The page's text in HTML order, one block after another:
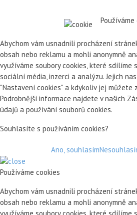
Používáme
Abychom vám usnadnili procházení
obsah nebo reklamu a mohli anonymně
využíváme soubory cookies, které sdílíme
sociální média, inzerci a analýzu. Jejich
"Nastavení cookies" a kdykoliv jej můžete
Podrobnější informace najdete v našich
údajů a používání souborů cookies.
Souhlasíte s používáním cookies?
Ano, souhlasím
Používáme cookies
Abychom vám usnadnili procházení
obsah nebo reklamu a mohli anonymně